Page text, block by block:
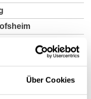
Über Cookies